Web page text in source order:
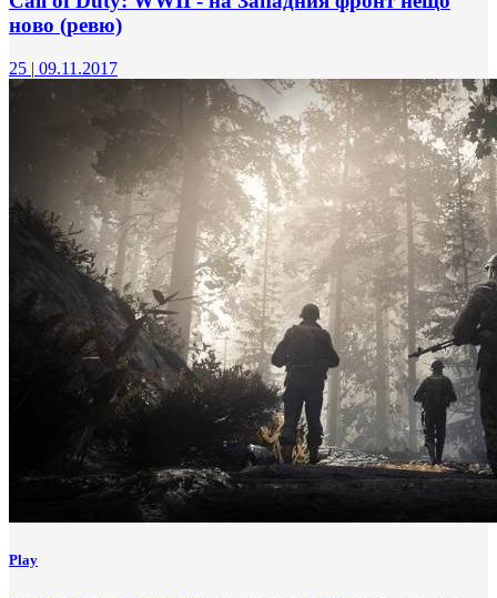
ново (ревю)
25 | 09.11.2017
Play